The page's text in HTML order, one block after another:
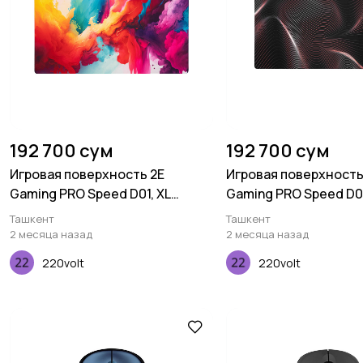
192 700 сум
Игровая поверхность 2E
Gaming PRO Speed D01, XL
(800x450x3мм), многоцветный
Ташкент
2 месяца назад
220volt
192 700 сум
Игровая
Gaming PRO Speed
(800x450x3мм),
Ташкент
2 месяца назад
220volt